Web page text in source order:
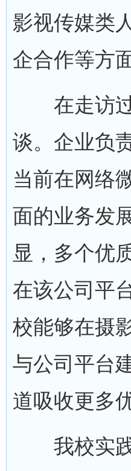
影视传媒类
企合作等方
在走访过
谈。企业负
当前在网络
面的业务发
显，多个优
在该公司平
校能够在摄
与公司平台
道吸收更多
我校实践